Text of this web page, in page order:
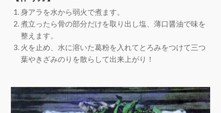
身アラを水から弱火で煮ます。
煮立ったら骨の部分だけを取り出し塩、薄口醤油で味を
整えます。
火を止め、水に溶いた葛粉を入れてとろみをつけて三つ
葉やきざみのりを散らして出来上がり！